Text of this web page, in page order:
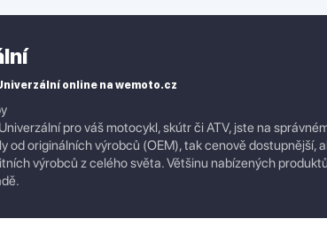
online na wemoto.cz
pro váš motocykl, skútr či ATV, jste na
od originálních výrobců (OEM), tak cenově dostupnější,
výrobců z celého světa. Většinu nabízených